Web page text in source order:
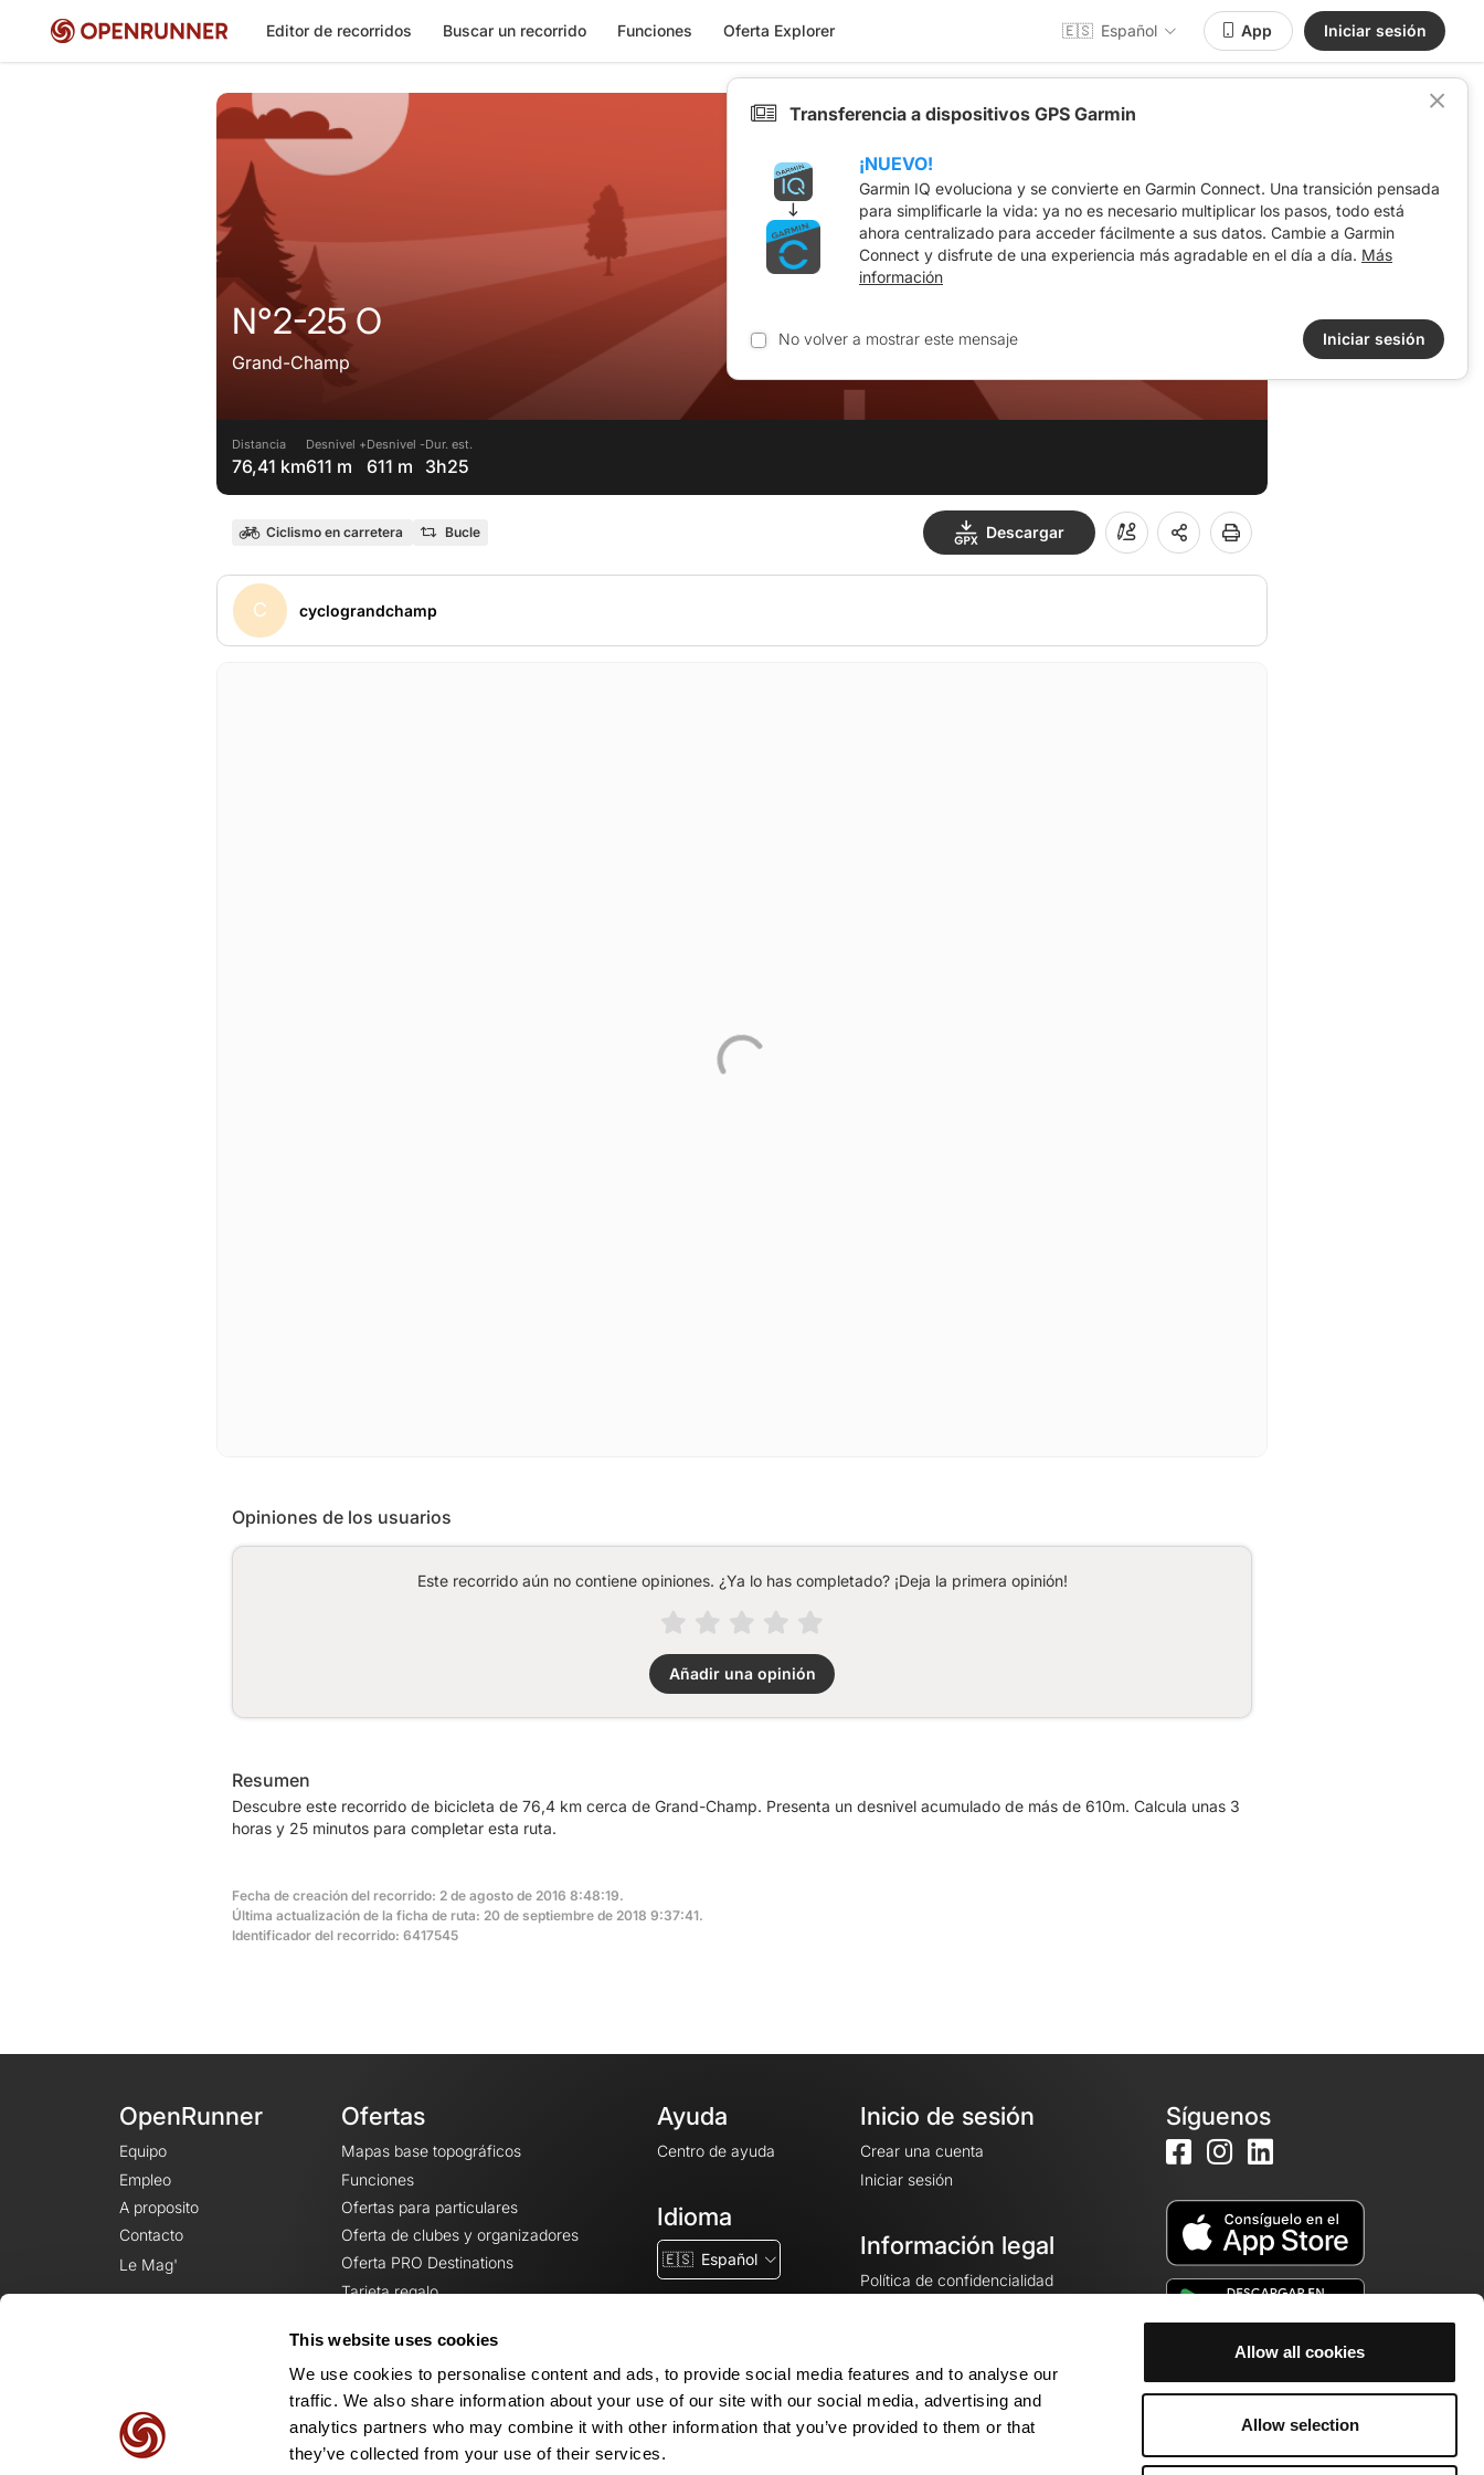
This website uses cookies
We use cookies to personalise content and ads, to provide social media features and to analyse our
traffic. We also share information about your use of our site with our social media, advertising and
analytics partners who may combine it with other information that you’ve provided to them or that
they’ve collected from your use of their services.
Allow all cookies
Allow selection
Editor de recorridos Buscar un recorrido Funciones Oferta Explorer 🇪🇸 Español App Iniciar sesión
N°2-25 O
Grand-Champ
Distancia
76,41 km
Desnivel +
611 m
Desnivel -
611 m
Dur. est.
3h25
Ciclismo en carretera Bucle Descargar
C cyclograndchamp
Opiniones de los usuarios
Este recorrido aún no contiene opiniones. ¿Ya lo has completado? ¡Deja la primera opinión!
Añadir una opinión
Resumen
Descubre este recorrido de bicicleta de 76,4 km cerca de Grand-Champ. Presenta un desnivel acumulado de más de 610m. Calcula unas 3
horas y 25 minutos para completar esta ruta.
Fecha de creación del recorrido: 2 de agosto de 2016 8:48:19.
Última actualización de la ficha de ruta: 20 de septiembre de 2018 9:37:41.
Identificador del recorrido: 6417545
OpenRunner
Equipo
Empleo
A proposito
Contacto
Le Mag'
Ofertas
Mapas base topográficos
Funciones
Ofertas para particulares
Oferta de clubes y organizadores
Oferta PRO Destinations
Tarjeta regalo
Ayuda
Centro de ayuda
Idioma
🇪🇸 Español
Inicio de sesión
Crear una cuenta
Iniciar sesión
Información legal
Política de confidencialidad
Avisos legales
Configuración de cookies
Síguenos
Transferencia a dispositivos GPS Garmin
¡NUEVO!
Garmin IQ evoluciona y se convierte en Garmin Connect. Una transición pensada
para simplificarle la vida: ya no es necesario multiplicar los pasos, todo está
ahora centralizado para acceder fácilmente a sus datos. Cambie a Garmin
Connect y disfrute de una experiencia más agradable en el día a día. Más
información
No volver a mostrar este mensaje Iniciar sesión